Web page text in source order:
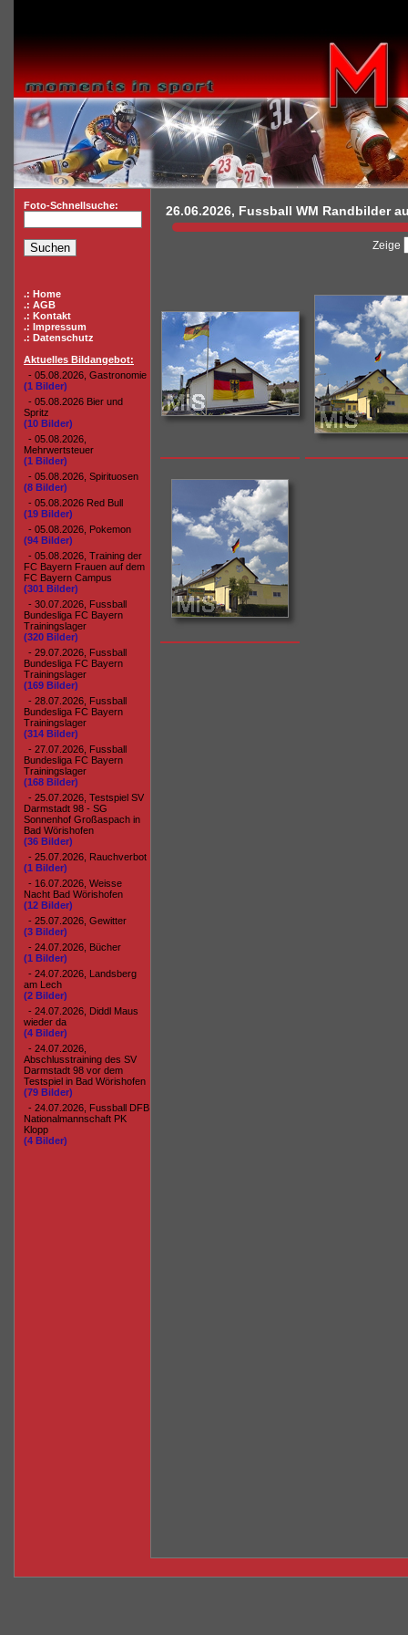
Foto-Schnellsuche:
.: Home
.: AGB
.: Kontakt
.: Impressum
.: Datenschutz
Aktuelles Bildangebot:
- 05.08.2026, Gastronomie
(1 Bilder)
- 05.08.2026 Bier und
Spritz
(10 Bilder)
- 05.08.2026,
Mehrwertsteuer
(1 Bilder)
- 05.08.2026, Spirituosen
(8 Bilder)
- 05.08.2026 Red Bull
(19 Bilder)
- 05.08.2026, Pokemon
(94 Bilder)
- 05.08.2026, Training der
FC Bayern Frauen auf dem
FC Bayern Campus
(301 Bilder)
- 30.07.2026, Fussball
Bundesliga FC Bayern
Trainingslager
(320 Bilder)
- 29.07.2026, Fussball
Bundesliga FC Bayern
Trainingslager
(169 Bilder)
- 28.07.2026, Fussball
Bundesliga FC Bayern
Trainingslager
(314 Bilder)
- 27.07.2026, Fussball
Bundesliga FC Bayern
Trainingslager
(168 Bilder)
- 25.07.2026, Testspiel SV
Darmstadt 98 - SG
Sonnenhof Großaspach in
Bad Wörishofen
(36 Bilder)
- 25.07.2026, Rauchverbot
(1 Bilder)
- 16.07.2026, Weisse
Nacht Bad Wörishofen
(12 Bilder)
- 25.07.2026, Gewitter
(3 Bilder)
- 24.07.2026, Bücher
(1 Bilder)
- 24.07.2026, Landsberg
am Lech
(2 Bilder)
- 24.07.2026, Diddl Maus
wieder da
(4 Bilder)
- 24.07.2026,
Abschlusstraining des SV
Darmstadt 98 vor dem
Testspiel in Bad Wörishofen
(79 Bilder)
- 24.07.2026, Fussball DFB
Nationalmannschaft PK
Klopp
(4 Bilder)
26.06.2026, Fussball WM Randbilder
Zeige